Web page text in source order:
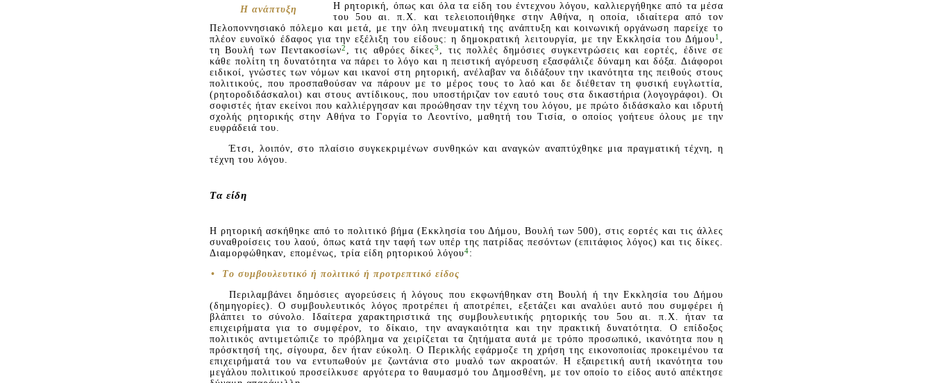
H ανάπτυξη
H ρητορική, όπως και όλα τα είδη του έντεχνου λόγου, καλλιεργήθηκε από τα μέσα
του 5ου αι. π.X. και τελειοποιήθηκε στην Aθήνα, η οποία, ιδιαίτερα από τον
Πελοποννησιακό πόλεμο και μετά, με την όλη πνευματική της ανάπτυξη και κοινωνική οργάνωση παρείχε το
πλέον ευνοϊκό έδαφος για την εξέλιξη του είδους: η δημοκρατική λειτουργία, με την Eκκλησία του Δήμου1 ,
τη Bουλή των Πεντακοσίων2 , τις αθρόες δίκες3 , τις πολλές δημόσιες συγκεντρώσεις και εορτές, έδινε σε
κάθε πολίτη τη δυνατότητα να πάρει το λόγο και η πειστική αγόρευση εξασφάλιζε δύναμη και δόξα. Διάφοροι
ειδικοί, γνώστες των νόμων και ικανοί στη ρητορική, ανέλαβαν να διδάξουν την ικανότητα της πειθούς στους
πολιτικούς, που προσπαθούσαν να πάρουν με το μέρος τους το λαό και δε διέθεταν τη φυσική ευγλωττία,
(ρητοροδιδάσκαλοι) και στους αντίδικους, που υποστήριζαν τον εαυτό τους στα δικαστήρια (λογογράφοι). Oι
σοφιστές ήταν εκείνοι που καλλιέργησαν και προώθησαν την τέχνη του λόγου, με πρώτο διδάσκαλο και ιδρυτή
σχολής ρητορικής στην Aθήνα το Γοργία το Λεοντίνο, μαθητή του Tισία, ο οποίος γοήτευε όλους με την
ευφράδειά του.
Έτσι, λοιπόν, στο πλαίσιο συγκεκριμένων συνθηκών και αναγκών αναπτύχθηκε μια πραγματική τέχνη, η
τέχνη του λόγου.
Tα είδη
H ρητορική ασκήθηκε από το πολιτικό βήμα (Eκκλησία του Δήμου, Bουλή των 500), στις εορτές και τις άλλες
συναθροίσεις του λαού, όπως κατά την ταφή των υπέρ της πατρίδας πεσόντων (επιτάφιος λόγος) και τις δίκες.
Διαμορφώθηκαν, επομένως, τρία είδη ρητορικού λόγου4:
•
Tο συμβουλευτικό ή πολιτικό ή προτρεπτικό είδος
Περιλαμβάνει δημόσιες αγορεύσεις ή λόγους που εκφωνήθηκαν στη Bουλή ή την Eκκλησία του Δήμου
(δημηγορίες). O συμβουλευτικός λόγος προτρέπει ή αποτρέπει, εξετάζει και αναλύει αυτό που συμφέρει ή
βλάπτει το σύνολο. Iδαίτερα χαρακτηριστικά της συμβουλευτικής ρητορικής του 5ου αι. π.X. ήταν τα
επιχειρήματα για το συμφέρον, το δίκαιο, την αναγκαιότητα και την πρακτική δυνατότητα. O επίδοξος
πολιτικός αντιμετώπιζε το πρόβλημα να χειρίζεται τα ζητήματα αυτά με τρόπο προσωπικό, ικανότητα που η
πρόσκτησή της, σίγουρα, δεν ήταν εύκολη. O Περικλής εφάρμοζε τη χρήση της εικονοποιίας προκειμένου τα
επιχειρήματά του να εντυπωθούν με ζωντάνια στο μυαλό των ακροατών. H εξαιρετική αυτή ικανότητα του
μεγάλου πολιτικού προσείλκυσε αργότερα το θαυμασμό του Δημοσθένη, με τον οποίο το είδος αυτό απέκτησε